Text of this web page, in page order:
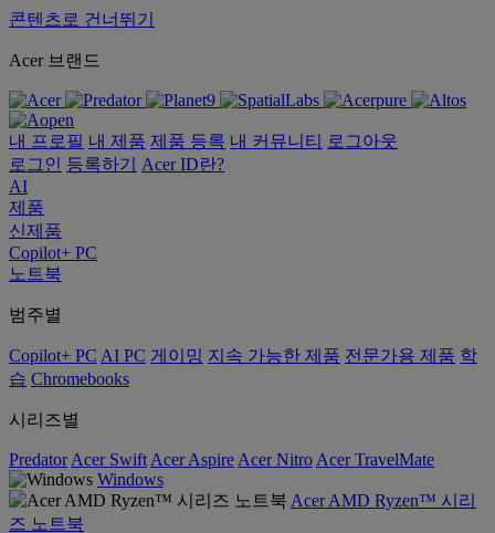
콘텐츠로 건너뛰기
Acer 브랜드
내 프로필 내 제품 제품 등록 내 커뮤니티
로그아웃
로그인
등록하기
Acer ID란?
AI
제품
신제품
Copilot+ PC
노트북
범주별
Copilot+ PC AI PC 게이밍 지속 가능한 제품 전문가용 제품 학
습 Chromebooks
시리즈별
Predator Acer Swift Acer Aspire Acer Nitro Acer TravelMate
Windows
Acer AMD Ryzen™ 시리
즈 노트북